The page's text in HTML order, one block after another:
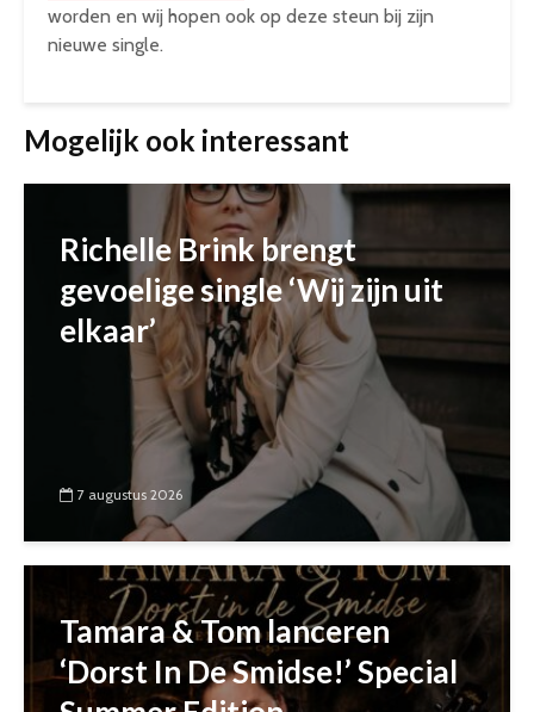
worden en wij hopen ook op deze steun bij zijn
nieuwe single.
Mogelijk ook interessant
Richelle Brink brengt
gevoelige single ‘Wij zijn uit
elkaar’
7 augustus 2026
Tamara & Tom lanceren
‘Dorst In De Smidse!’ Special